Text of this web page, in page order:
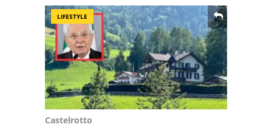
LIFESTYLE
Castelrotto